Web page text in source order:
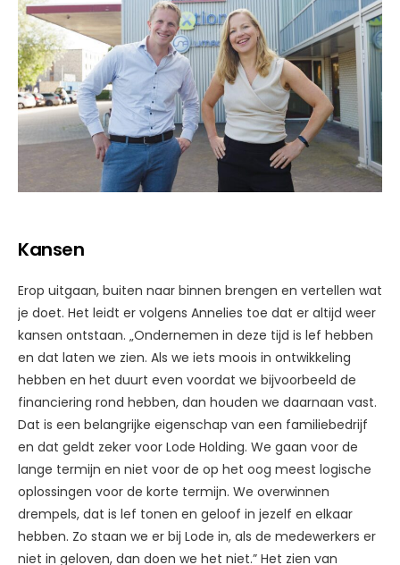
Kansen
Erop uitgaan, buiten naar binnen brengen en vertellen wat
je doet. Het leidt er volgens Annelies toe dat er altijd weer
kansen ontstaan. „Ondernemen in deze tijd is lef hebben
en dat laten we zien. Als we iets moois in ontwikkeling
hebben en het duurt even voordat we bijvoorbeeld de
financiering rond hebben, dan houden we daarnaan vast.
Dat is een belangrijke eigenschap van een familiebedrijf
en dat geldt zeker voor Lode Holding. We gaan voor de
lange termijn en niet voor de op het oog meest logische
oplossingen voor de korte termijn. We overwinnen
drempels, dat is lef tonen en geloof in jezelf en elkaar
hebben. Zo staan we er bij Lode in, als de medewerkers er
niet in geloven, dan doen we het niet.” Het zien van